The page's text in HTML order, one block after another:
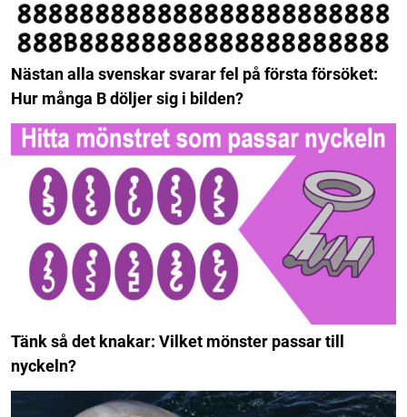
Nästan alla svenskar svarar fel på första försöket:
Hur många B döljer sig i bilden?
Tänk så det knakar: Vilket mönster passar till
nyckeln?